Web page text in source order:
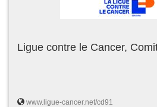
Ligue contre le Cancer,
www.ligue-cancer.net/cd91